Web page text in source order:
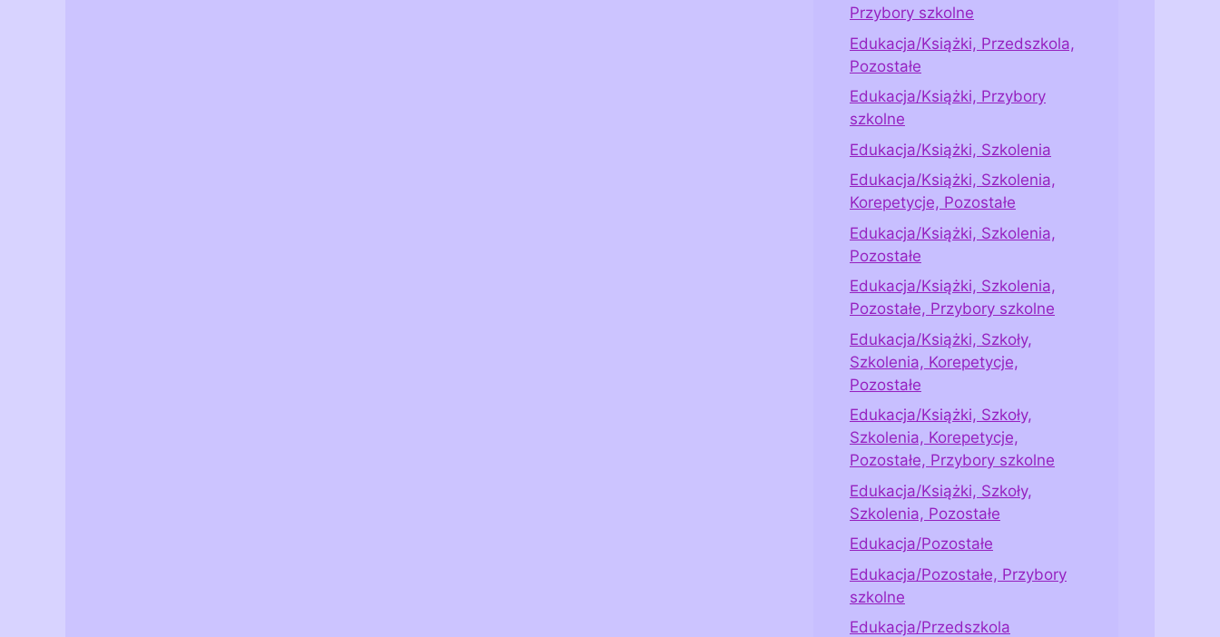
Przybory szkolne
Edukacja/Książki, Przedszkola,
Pozostałe
Edukacja/Książki, Przybory
szkolne
Edukacja/Książki, Szkolenia
Edukacja/Książki, Szkolenia,
Korepetycje, Pozostałe
Edukacja/Książki, Szkolenia,
Pozostałe
Edukacja/Książki, Szkolenia,
Pozostałe, Przybory szkolne
Edukacja/Książki, Szkoły,
Szkolenia, Korepetycje,
Pozostałe
Edukacja/Książki, Szkoły,
Szkolenia, Korepetycje,
Pozostałe, Przybory szkolne
Edukacja/Książki, Szkoły,
Szkolenia, Pozostałe
Edukacja/Pozostałe
Edukacja/Pozostałe, Przybory
szkolne
Edukacja/Przedszkola